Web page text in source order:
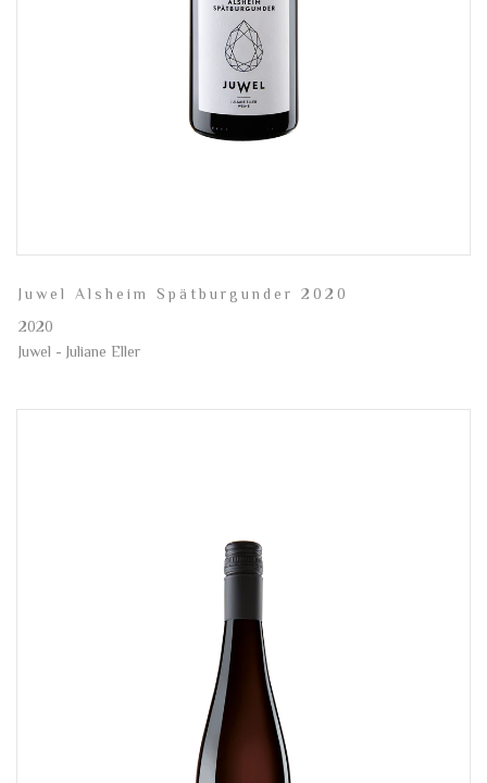
Juwel Alsheim Spätburgunder 2020
2020
Juwel - Juliane Eller